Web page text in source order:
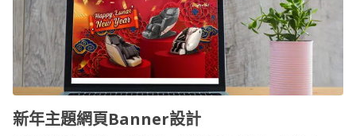
新年主題網頁Banner設計